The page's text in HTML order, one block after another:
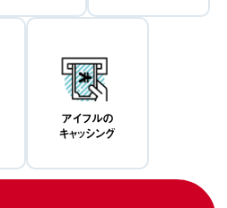
アイフルの
キャッシング